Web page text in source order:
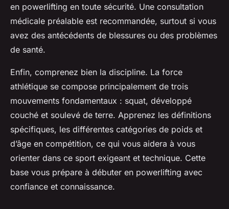
en powerlifting en toute sécurité. Une consultation
médicale préalable est recommandée, surtout si vous
avez des antécédents de blessures ou des problèmes
de santé.
Enfin, comprenez bien la discipline. La force
athlétique se compose principalement de trois
mouvements fondamentaux : squat, développé
couché et soulevé de terre. Apprenez les définitions
spécifiques, les différentes catégories de poids et
d’âge en compétition, ce qui vous aidera à vous
orienter dans ce sport exigeant et technique. Cette
base vous prépare à débuter en powerlifting avec
confiance et connaissance.